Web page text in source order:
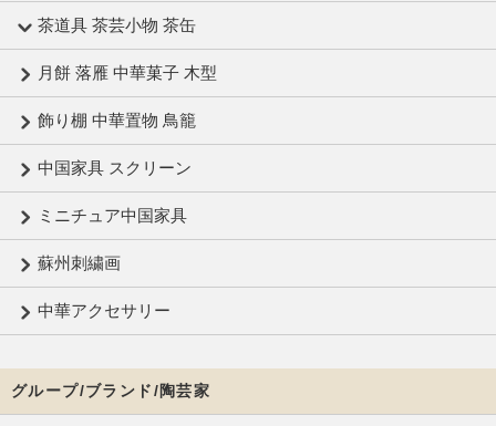
茶道具 茶芸小物 茶缶
月餅 落雁 中華菓子 木型
飾り棚 中華置物 鳥籠
中国家具 スクリーン
ミニチュア中国家具
蘇州刺繍画
中華アクセサリー
グループ/ブランド/陶芸家